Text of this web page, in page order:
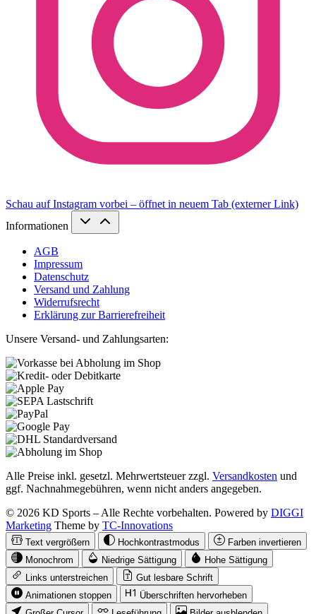
Schau auf Instagram vorbei – öffnet in neuem Tab (externer Link)
Informationen
AGB
Impressum
Datenschutz
Versand und Zahlung
Widerrufsrecht
Erklärung zur Barrierefreiheit
Unsere Versand- und Zahlungsarten:
Alle Preise inkl. gesetzl. Mehrwertsteuer zzgl. Versandkosten und
ggf. Nachnahmegebühren, wenn nicht anders angegeben.
© 2026 KD Sports – Alle Rechte vorbehalten. Powered by DIGGI
Marketing Theme by TC-Innovations
Text vergrößern Hochkontrastmodus
Farben invertieren
Monochrom
Niedrige Sättigung
Hohe Sättigung
Links unterstreichen
Gut lesbare Schrift
Animationen stoppen
Überschriften hervorheben